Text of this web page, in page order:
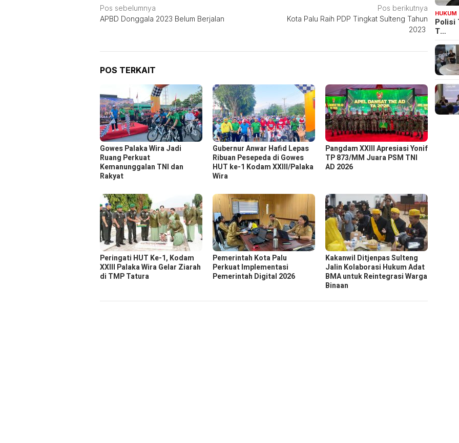
Navigasi
pos
Pos sebelumnya
APBD Donggala 2023 Belum Berjalan
Pos berikutnya
Kota Palu Raih PDP Tingkat Sulteng Tahun
2023
POS TERKAIT
Gowes Palaka Wira Jadi
Ruang Perkuat
Kemanunggalan TNI dan
Rakyat
Gubernur Anwar Hafid Lepas
Ribuan Pesepeda di Gowes
HUT ke-1 Kodam XXIII/Palaka
Wira
Pangdam XXIII Apresiasi Yonif
TP 873/MM Juara PSM TNI
AD 2026
Peringati HUT Ke-1, Kodam
XXIII Palaka Wira Gelar Ziarah
di TMP Tatura
Pemerintah Kota Palu
Perkuat Implementasi
Pemerintah Digital 2026
Kakanwil Ditjenpas Sulteng
Jalin Kolaborasi Hukum Adat
BMA untuk Reintegrasi Warga
Binaan
HUKUM
Polisi
T…